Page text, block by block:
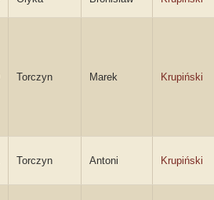
Torczyn Marek Krupiński
Torczyn Antoni Krupiński